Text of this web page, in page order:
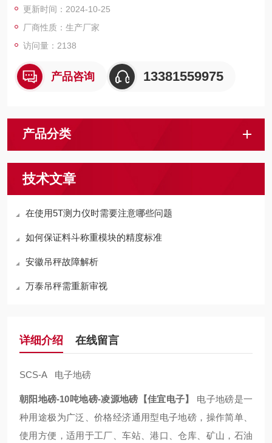
更新时间：2024-10-25
厂商性质：生产厂家
访问量：2138
产品咨询 13381559975
产品分类
技术文章
在使用5T测力仪时需要注意哪些问题
如何保证料斗称重模块的精度标准
安徽吊秤故障解析
万泰吊秤需重新审视
详细介绍 在线留言
SCS-A 电子地磅
朝阳地磅-10吨地磅-凌源地磅【佳宜电子】 电子地磅是一
种用途极为广泛、价格经济通用型电子地磅，操作简单、
使用方便，适用于工厂、车站、港口、仓库、矿山，石油